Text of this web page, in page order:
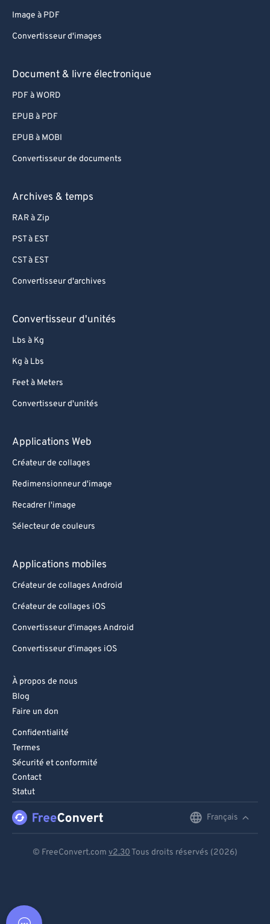
Image à PDF
Convertisseur d'images
Document & livre électronique
PDF à WORD
EPUB à PDF
EPUB à MOBI
Convertisseur de documents
Archives & temps
RAR à Zip
PST à EST
CST à EST
Convertisseur d'archives
Convertisseur d'unités
Lbs à Kg
Kg à Lbs
Feet à Meters
Convertisseur d'unités
Applications Web
Créateur de collages
Redimensionneur d'image
Recadrer l'image
Sélecteur de couleurs
Applications mobiles
Créateur de collages Android
Créateur de collages iOS
Convertisseur d'images Android
Convertisseur d'images iOS
À propos de nous
Blog
Faire un don
Confidentialité
Termes
Sécurité et conformité
Contact
Statut
Français
© FreeConvert.com v2.30 Tous droits réservés (2026)